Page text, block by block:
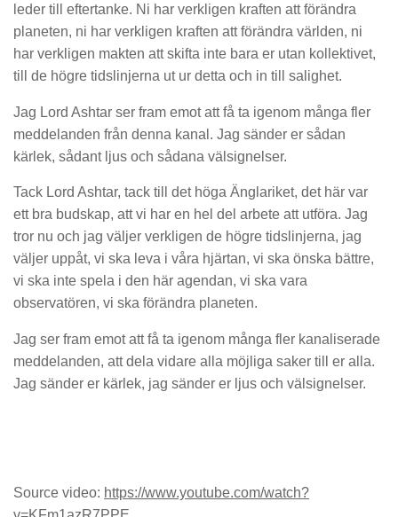
leder till eftertanke. Ni har verkligen kraften att förändra
planeten, ni har verkligen kraften att förändra världen, ni
har verkligen makten att skifta inte bara er utan kollektivet,
till de högre tidslinjerna ut ur detta och in till salighet.
Jag Lord Ashtar ser fram emot att få ta igenom många fler
meddelanden från denna kanal. Jag sänder er sådan
kärlek, sådant ljus och sådana välsignelser.
Tack Lord Ashtar, tack till det höga Änglariket, det här var
ett bra budskap, att vi har en hel del arbete att utföra. Jag
tror nu och jag väljer verkligen de högre tidslinjerna, jag
väljer uppåt, vi ska leva i våra hjärtan, vi ska önska bättre,
vi ska inte spela i den här agendan, vi ska vara
observatören, vi ska förändra planeten.
Jag ser fram emot att få ta igenom många fler kanaliserade
meddelanden, att dela vidare alla möjliga saker till er alla.
Jag sänder er kärlek, jag sänder er ljus och välsignelser.
Source video: https://www.youtube.com/watch?